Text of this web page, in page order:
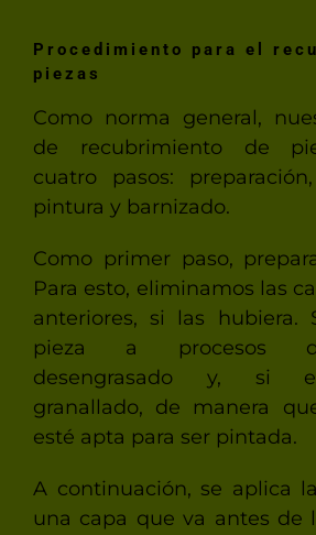
Procedimiento para el
piezas
Como norma general,
de recubrimiento de
cuatro pasos:
pintura y barnizado.
Como primer paso,
Para esto, eliminamos las
anteriores, si las hubiera.
pieza a procesos
desengrasado y, si
granallado, de manera
esté apta para ser pintada.
A continuación, se aplica
una capa que va antes de